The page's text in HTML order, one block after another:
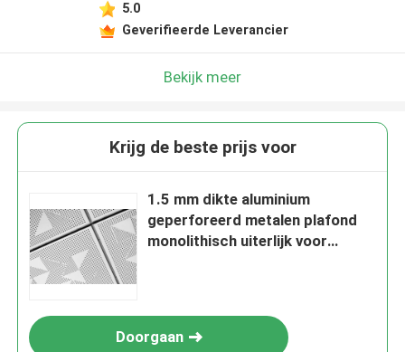
5.0
Geverifieerde Leverancier
Bekijk meer
Krijg de beste prijs voor
1.5 mm dikte aluminium
geperforeerd metalen plafond
monolithisch uiterlijk voor
Doorgaan